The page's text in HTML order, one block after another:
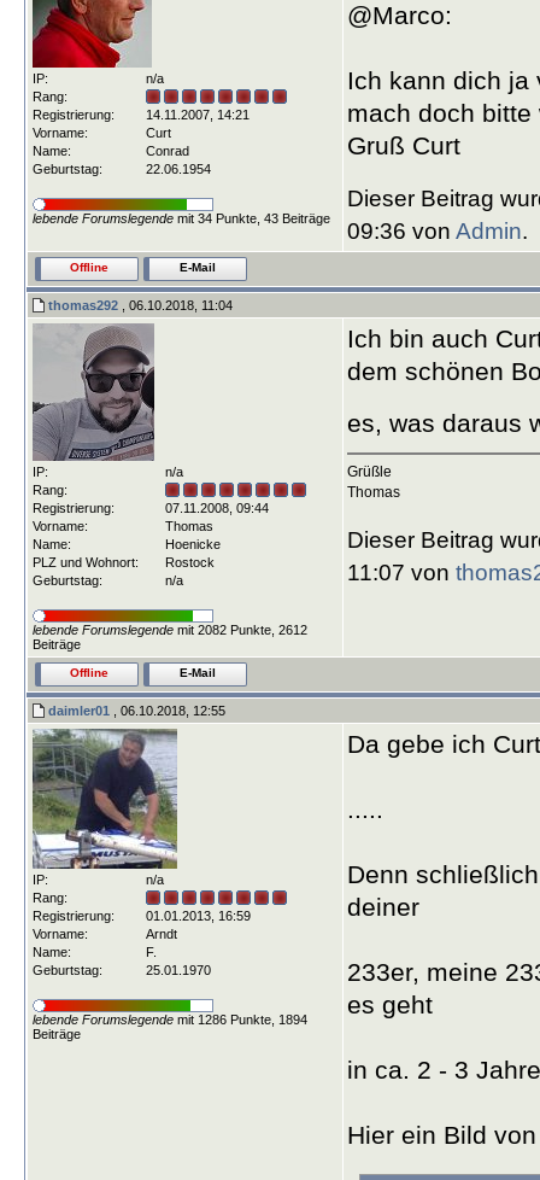
IP:
n/a
Rang:
Registrierung:
14.11.2007, 14:21
Vorname:
Curt
Name:
Conrad
Geburtstag:
22.06.1954
lebende Forumslegende mit 34 Punkte, 43 Beiträge
@Marco:
Ich kann dich ja
mach doch bitte
Gruß Curt
Dieser Beitrag
09:36 von Admin.
Offline E-Mail
thomas292 , 06.10.2018, 11:04
IP:
n/a
Rang:
Registrierung:
07.11.2008, 09:44
Vorname:
Thomas
Name:
Hoenicke
PLZ und Wohnort:
Rostock
Geburtstag:
n/a
lebende Forumslegende mit 2082 Punkte, 2612
Beiträge
Ich bin auch
dem schönen
es, was daraus
Grüßle
Thomas
Dieser Beitrag
11:07 von
Offline E-Mail
daimler01 , 06.10.2018, 12:55
IP:
n/a
Rang:
Registrierung:
01.01.2013, 16:59
Vorname:
Arndt
Name:
F.
Geburtstag:
25.01.1970
lebende Forumslegende mit 1286 Punkte, 1894
Beiträge
Da gebe ich
.....
Denn
deiner
233er, meine
es geht
in ca. 2 - 3
Hier ein Bild